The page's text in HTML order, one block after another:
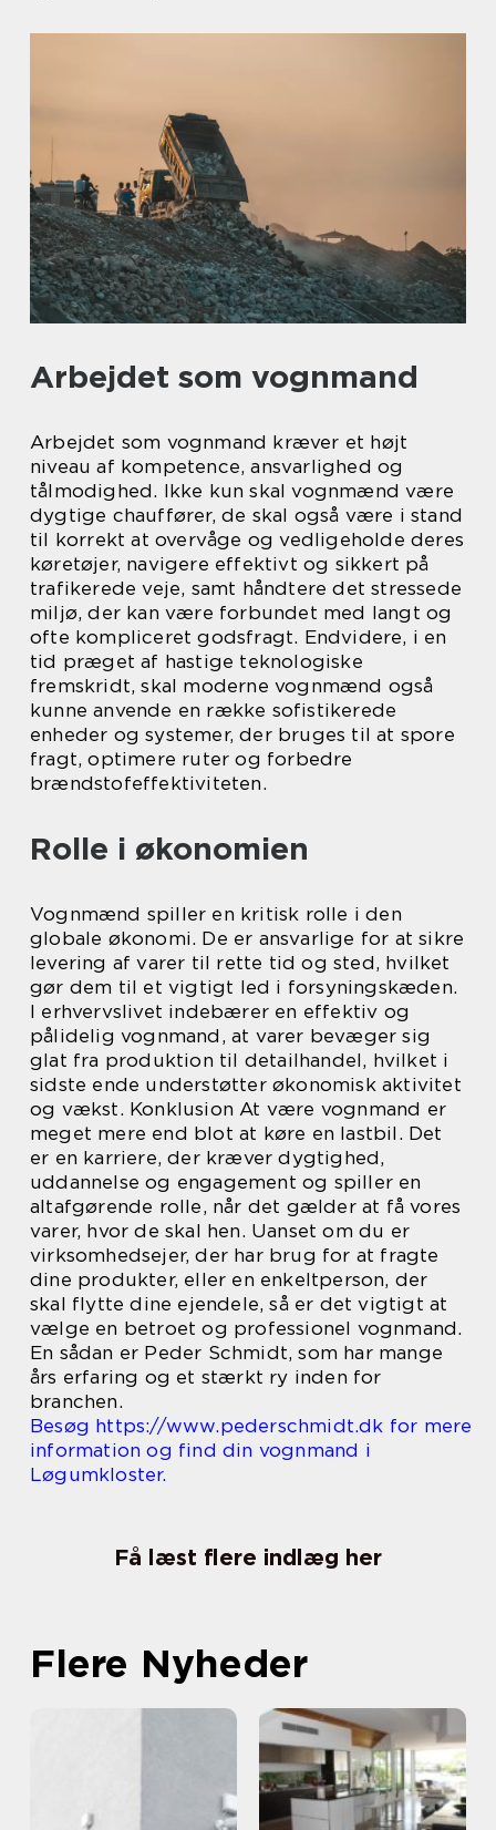
Arbejdet som vognmand
Arbejdet som vognmand kræver et højt
niveau af kompetence, ansvarlighed og
tålmodighed. Ikke kun skal vognmænd være
dygtige chauffører, de skal også være i stand
til korrekt at overvåge og vedligeholde deres
køretøjer, navigere effektivt og sikkert på
trafikerede veje, samt håndtere det stressede
miljø, der kan være forbundet med langt og
ofte kompliceret godsfragt. Endvidere, i en
tid præget af hastige teknologiske
fremskridt, skal moderne vognmænd også
kunne anvende en række sofistikerede
enheder og systemer, der bruges til at spore
fragt, optimere ruter og forbedre
brændstofeffektiviteten.
Rolle i økonomien
Vognmænd spiller en kritisk rolle i den
globale økonomi. De er ansvarlige for at sikre
levering af varer til rette tid og sted, hvilket
gør dem til et vigtigt led i forsyningskæden.
I erhvervslivet indebærer en effektiv og
pålidelig vognmand, at varer bevæger sig
glat fra produktion til detailhandel, hvilket i
sidste ende understøtter økonomisk aktivitet
og vækst. Konklusion At være vognmand er
meget mere end blot at køre en lastbil. Det
er en karriere, der kræver dygtighed,
uddannelse og engagement og spiller en
altafgørende rolle, når det gælder at få vores
varer, hvor de skal hen. Uanset om du er
virksomhedsejer, der har brug for at fragte
dine produkter, eller en enkeltperson, der
skal flytte dine ejendele, så er det vigtigt at
vælge en betroet og professionel vognmand.
En sådan er Peder Schmidt, som har mange
års erfaring og et stærkt ry inden for
branchen.
Besøg https://www.pederschmidt.dk for mere
information og find din vognmand i
Løgumkloster.
Få læst flere indlæg her
Flere Nyheder